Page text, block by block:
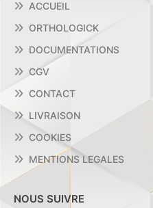
ACCUEIL
ORTHOLOGICK
DOCUMENTATIONS
CGV
CONTACT
LIVRAISON
COOKIES
MENTIONS LEGALES
NOUS SUIVRE